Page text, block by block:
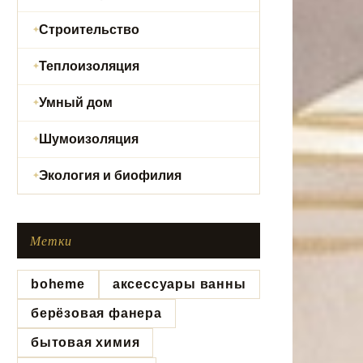
Строительство
Теплоизоляция
Умный дом
Шумоизоляция
Экология и биофилия
Метки
boheme аксессуары ванны
берёзовая фанера
бытовая химия